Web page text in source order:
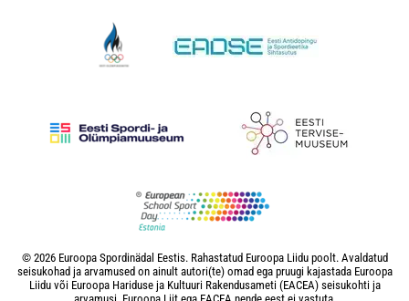
© 2026 Euroopa Spordinädal Eestis. Rahastatud Euroopa Liidu poolt. Avaldatud
seisukohad ja arvamused on ainult autori(te) omad ega pruugi kajastada Euroopa
Liidu või Euroopa Hariduse ja Kultuuri Rakendusameti (EACEA) seisukohti ja